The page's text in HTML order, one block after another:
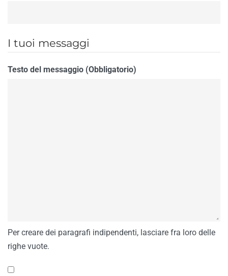
I tuoi messaggi
Testo del messaggio (Obbligatorio)
Per creare dei paragrafi indipendenti, lasciare fra loro delle
righe vuote.